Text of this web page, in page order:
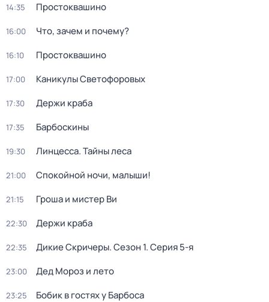
14:35 Простоквашино
16:00 Что, зачем и почему?
16:10 Простоквашино
17:00 Каникулы Светофоровых
17:30 Держи краба
17:35 Барбоскины
19:30 Линцесса. Тайны леса
21:00 Спокойной ночи, малыши!
21:15 Гроша и мистер Ви
22:30 Держи краба
22:35 Дикие Скричеры. Сезон 1. Серия 5-я
23:00 Дед Мороз и лето
23:25 Бобик в гостях у Барбоса